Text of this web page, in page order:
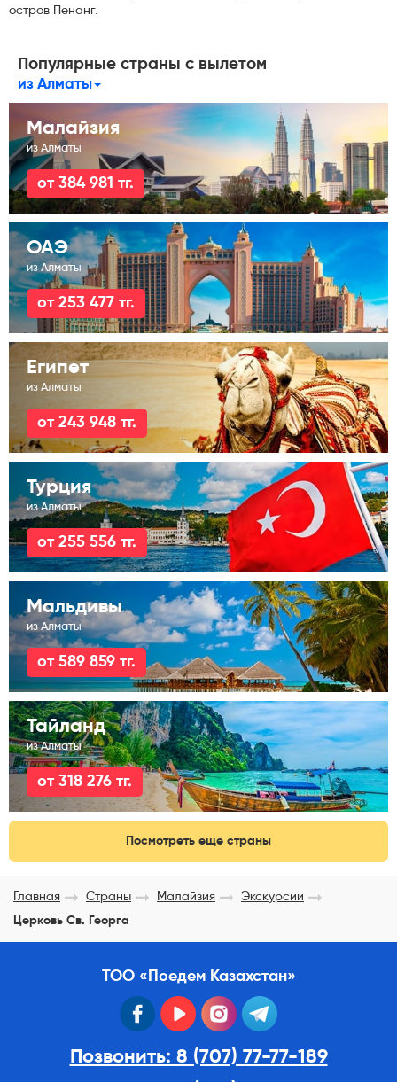
остров Пенанг.
Популярные страны с вылетом
из Алматы
Малайзия
из Алматы
от 384 981 тг.
ОАЭ
из Алматы
от 253 477 тг.
Египет
из Алматы
от 243 948 тг.
Турция
из Алматы
от 255 556 тг.
Мальдивы
из Алматы
от 589 859 тг.
Тайланд
из Алматы
от 318 276 тг.
Посмотреть еще страны
Главная Страны Малайзия
Экскурсии
Церковь Св. Георга
ТОО «Поедем Казахстан»
facebook youtube instagram
Позвонить: 8 (707) 77-77-189